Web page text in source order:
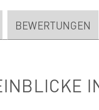
BEWERTUNGEN